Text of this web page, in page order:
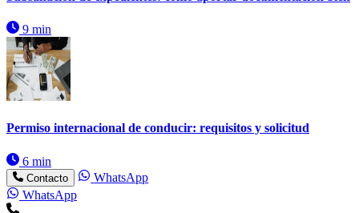
9 min
Permiso internacional de conducir: requisitos y solicitud
6 min
Contacto
WhatsApp
WhatsApp